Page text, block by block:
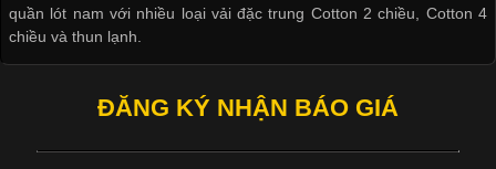
Khám Phá Áo Phông Trang Phục Phổ Biến Nhất Hiện Nay
Áo phông là một trong những trang phục phổ biến nhất trong
Không chỉ xuất hiện trong thời trang thường ngày, áo phông còn
quần lót nam với nhiều loại vải đặc trung Cotton 2 chiều, Cotton 4
chiều và thun lạnh.
ĐĂNG KÝ NHẬN BÁO GIÁ